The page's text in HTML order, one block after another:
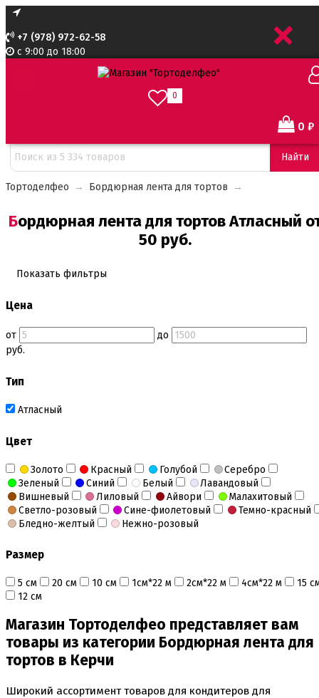
+7 (978) 972-62-58
с 9:00 до 18:00
0
0 ₽
Найти
Тортоделфео → Бордюрная лента для тортов →
Бордюрная лента для тортов Атласный от
50 руб.
Показать фильтры
Цена
от
до
руб.
Тип
Атласный
Цвет
Золото Красный Голубой
Серебро
Зеленый
Синий Белый
Лавандовый
Вишневый
Лиловый Айвори
Малахитовый
Светло-розовый
Сине-фиолетовый
Темно-красный
Бледно-желтый
Нежно-розовый
Размер
5 см 20 см 10 см 1см*22 м 2см*22 м 4см*22 м
15
12 см
Магазин Тортоделфео представляет вам
товары из категории Бордюрная лента для
тортов в Керчи
Широкий ассортимент товаров для кондитеров для
Сортировать:
+